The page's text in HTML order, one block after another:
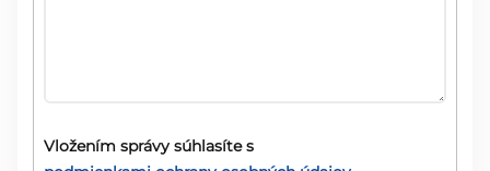
Vložením správy súhlasíte s